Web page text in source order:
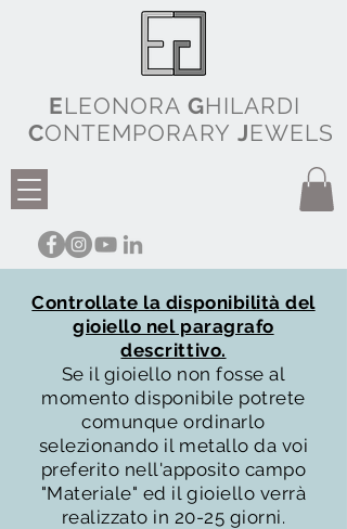
ELEONORA GHILARDI
CONTEMPORARY JEWELS
Controllate la disponibilità del
gioiello nel paragrafo
descrittivo.
Se il gioiello non fosse al
momento disponibile potrete
comunque ordinarlo
selezionando il metallo da voi
preferito nell'apposito campo
"Materiale" ed il gioiello verrà
realizzato in 20-25 giorni.